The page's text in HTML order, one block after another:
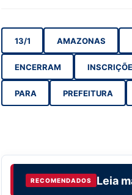
13/1 AMAZONAS
ENCERRAM
PARA PREFEITURA
RECOMENDADOS Leia